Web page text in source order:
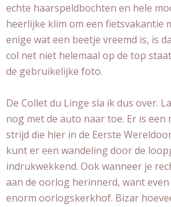
echte haarspeldbochten en hele
heerlijke klim om een fietsvakantie
enige wat een beetje vreemd is, is
col net niet helemaal op de top
de gebruikelijke foto.
De Collet du Linge sla ik dus over.
nog met de auto naar toe. Er is een
strijd die hier in de Eerste
kunt er een wandeling door de
indrukwekkend. Ook wanneer je
aan de oorlog herinnerd, want
enorm oorlogskerkhof. Bizar